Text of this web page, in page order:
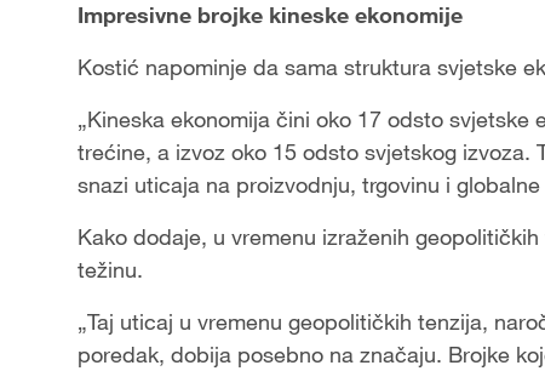
Impresivne brojke kineske ekonomije
Kostić napominje da sama struktura svjetske
„Kineska ekonomija čini oko 17 odsto
trećine, a izvoz oko 15 odsto svjetskog izvoza.
snazi uticaja na proizvodnju, trgovinu i
Kako dodaje, u vremenu izraženih
težinu.
„Taj uticaj u vremenu geopolitičkih tenzija,
poredak, dobija posebno na značaju. Brojke